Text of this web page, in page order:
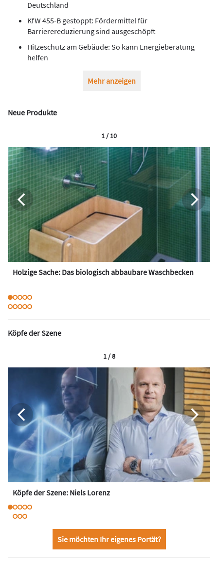
Deutschland
KfW 455-B gestoppt: Fördermittel für
Barrierereduzierung sind ausgeschöpft
Hitzeschutz am Gebäude: So kann Energieberatung
helfen
Mehr anzeigen
Neue Produkte
Holzige Sache: Das biologisch abbaubare Waschbecken
1 / 10
Köpfe der Szene
Köpfe der Szene: Niels Lorenz
1 / 8
Sie möchten Ihr eigenes Portät?